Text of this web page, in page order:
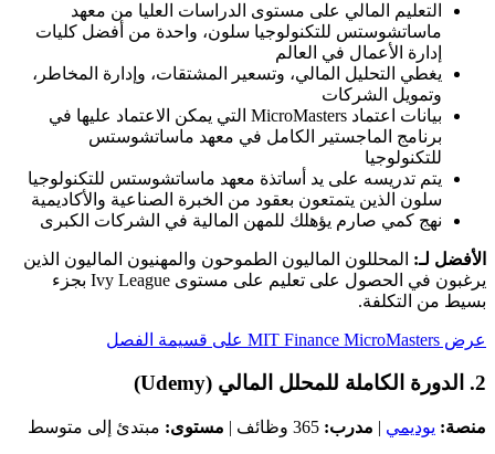
التعليم المالي على مستوى الدراسات العليا من معهد
ماساتشوستس للتكنولوجيا سلون، واحدة من أفضل كليات
إدارة الأعمال في العالم
يغطي التحليل المالي، وتسعير المشتقات، وإدارة المخاطر،
وتمويل الشركات
بيانات اعتماد MicroMasters التي يمكن الاعتماد عليها في
برنامج الماجستير الكامل في معهد ماساتشوستس
للتكنولوجيا
يتم تدريسه على يد أساتذة معهد ماساتشوستس للتكنولوجيا
سلون الذين يتمتعون بعقود من الخبرة الصناعية والأكاديمية
نهج كمي صارم يؤهلك للمهن المالية في الشركات الكبرى
الأفضل لـ: المحللون الماليون الطموحون والمهنيون الماليون الذين
يرغبون في الحصول على تعليم على مستوى Ivy League بجزء
بسيط من التكلفة.
عرض MIT Finance MicroMasters على قسيمة الفصل
2. الدورة الكاملة للمحلل المالي (Udemy)
منصة: يوديمي | مدرب: مستوى: مبتدئ إلى متوسط